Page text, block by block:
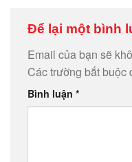
Để lại một bình
Email của bạn sẽ
Các trường bắt buộc
Bình luận *